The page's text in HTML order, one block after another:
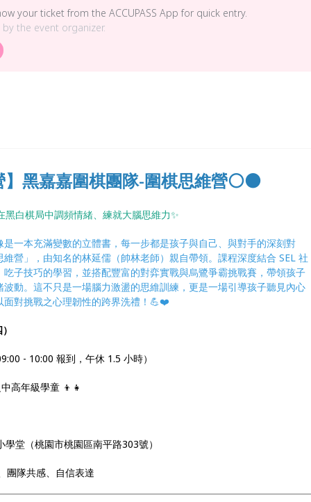
your ticket from the ACCUPASS App for quick entry.
the event organizer.
黑嘉嘉圍棋團隊-圍棋思維營⚪⚫
白棋局中調頻情緒、練就大腦思維力✨
一本充滿變數的立體書，每一步都是孩子與自己、與對手的深刻對
營」，由知名的林延儒（帥林老師）親自帶領。課程深度結合 SEL 社
子技巧的學習，並搭配豐富的對弈實戰與烏鷺爭霸挑戰賽，帶領孩子
動。這不只是一場腦力激盪的思維訓練，更是一場引導孩子聽見內心
對挑戰之心理韌性的跨界洗禮！💪❤️
- 10:00 報到，午休 1.5 小時）
高年級學童 👦👧
學堂（桃園市桃園區南平路303號）
團隊共感、自信表達